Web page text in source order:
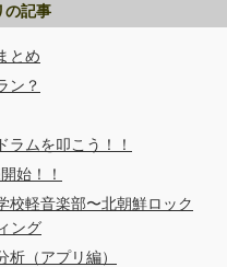
の記事
とめ
ン？
ラムを叩こう！！
始！！
校軽音楽部〜北朝鮮ロック
ング
（アプリ編）